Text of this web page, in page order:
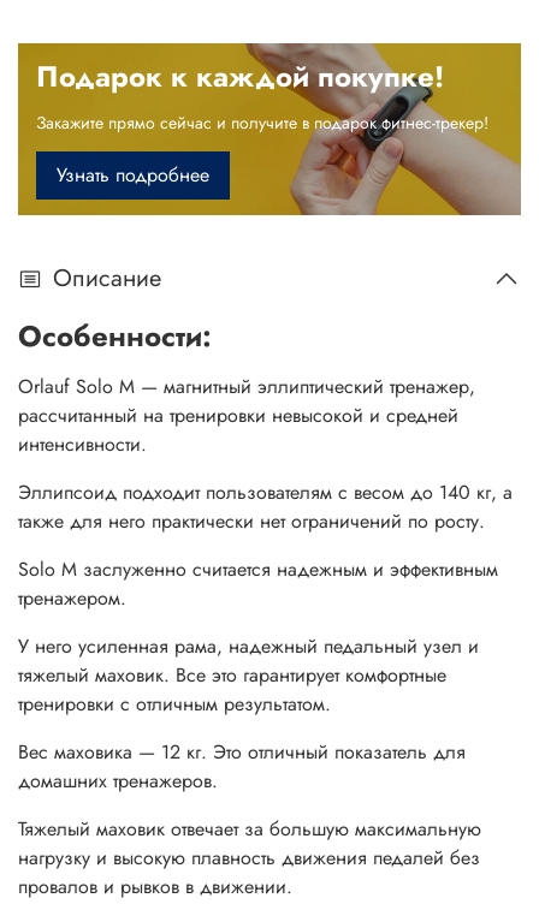
Подарок к каждой покупке!
Закажите прямо сейчас и получите в подарок фитнес-трекер!
Узнать подробнее
Описание
Особенности:
Orlauf Solo M — магнитный эллиптический тренажер,
рассчитанный на тренировки невысокой и средней
интенсивности.
Эллипсоид подходит пользователям с весом до 140 кг, а
также для него практически нет ограничений по росту.
Solo M заслуженно считается надежным и эффективным
тренажером.
У него усиленная рама, надежный педальный узел и
тяжелый маховик. Все это гарантирует комфортные
тренировки с отличным результатом.
Вес маховика — 12 кг. Это отличный показатель для
домашних тренажеров.
Тяжелый маховик отвечает за большую максимальную
нагрузку и высокую плавность движения педалей без
провалов и рывков в движении.